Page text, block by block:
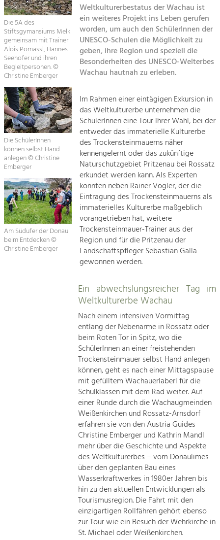
Suche
Impressum
Kontakt
Landscape.
Tourism
Offer Development and Positioning
Art & Culture
Crafts, Science and Research.
Social Affairs, Education
& Identity
Equality, Youth and Integration.
Mobility & Energy
Climate Change, Public Transport and
Renewable Energy.
Economy
Increase in Regional Value Added.
Die 5A des
Stiftsgymansiums Melk
gemeinsam mit Trainer
Alois Pomassl, Hannes
Seehofer und ihren
Begleitpersonen. ©
Christine Emberger
Die SchülerInnen
können selbst Hand
anlegen © Christine
Emberger
Am Südufer der Donau
beim Entdecken ©
Christine Emberger
Weltkulturerbestatus der Wachau ist
ein weiteres Projekt ins Leben gerufen
worden, um auch den SchülerInnen der
UNESCO-Schulen die Möglichkeit zu
geben, ihre Region und speziell die
Besonderheiten des UNESCO-Welterbes
Wachau hautnah zu erleben.
Im Rahmen einer eintägigen Exkursion in
das Weltkulturerbe unternehmen die
SchülerInnen eine Tour Ihrer Wahl, bei der
entweder das immaterielle Kulturerbe
des Trockensteinmauerns näher
kennengelernt oder das zukünftige
Naturschutzgebiet Pritzenau bei Rossatz
erkundet werden kann. Als Experten
konnten neben Rainer Vogler, der die
Eintragung des Trockensteinmauerns als
immaterielles Kulturerbe maßgeblich
vorangetrieben hat, weitere
Trockensteinmauer-Trainer aus der
Region und für die Pritzenau der
Landschaftspfleger Sebastian Galla
gewonnen werden.
Ein abwechslungsreicher Tag im
Weltkulturerbe Wachau
Nach einem intensiven Vormittag
entlang der Nebenarme in Rossatz oder
beim Roten Tor in Spitz, wo die
SchülerInnen an einer freistehenden
Trockensteinmauer selbst Hand anlegen
können, geht es nach einer Mittagspause
mit gefülltem Wachauerlaberl für die
Schulklassen mit dem Rad weiter. Auf
einer Runde durch die Wachaugmeinden
Weißenkirchen und Rossatz-Arnsdorf
erfahren sie von den Austria Guides
Christine Emberger und Kathrin Mandl
mehr über die Geschichte und Aspekte
des Weltkulturerbes – vom Donaulimes
über den geplanten Bau eines
Wasserkraftwerkes in 1980er Jahren bis
hin zu den aktuellen Entwicklungen als
Tourismusregion. Die Fahrt mit den
einzigartigen Rollfähren gehört ebenso
zur Tour wie ein Besuch der Wehrkirche in
St. Michael oder Weißenkirchen.